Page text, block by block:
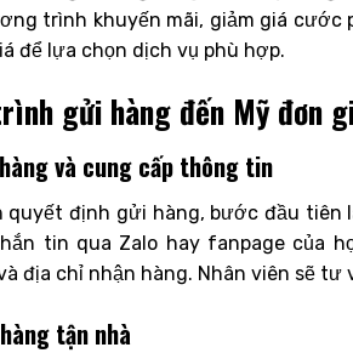
trình khuyến mãi, giảm giá
để lựa chọn dịch vụ phù hợp.
gửi hàng đến Mỹ đơn
và cung cấp thông tin
quyết định gửi hàng, bước đầu tiên
tin qua Zalo hay fanpage của
địa chỉ nhận hàng. Nhân viên sẽ tư
tận nhà